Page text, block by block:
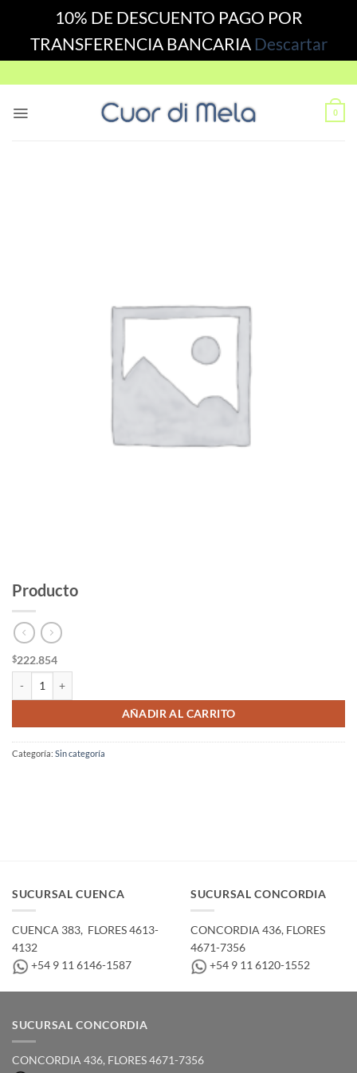
10% DE DESCUENTO PAGO POR
TRANSFERENCIA BANCARIA Descartar
to
0
Producto
$222.854
AÑADIR AL CARRITO
Categoría: Sin categoría
SUCURSAL CUENCA
CUENCA 383, ­ FLORES 4613-
4132
+54 9 11 6146-1587
SUCURSAL CONCORDIA
CONCORDIA 436,­ FLORES
4671-7356
+54 9 11 6120-1552
SUCURSAL CONCORDIA
CONCORDIA 436,­ FLORES 4671-7356